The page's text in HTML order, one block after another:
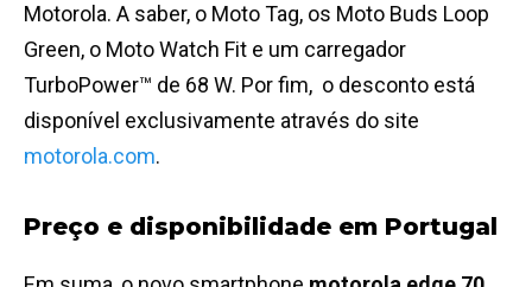
Motorola. A saber, o Moto Tag, os Moto Buds Loop
Green, o Moto Watch Fit e um carregador
TurboPower™ de 68 W. Por fim, o desconto está
disponível exclusivamente através do site
motorola.com.
Preço e disponibilidade em Portugal